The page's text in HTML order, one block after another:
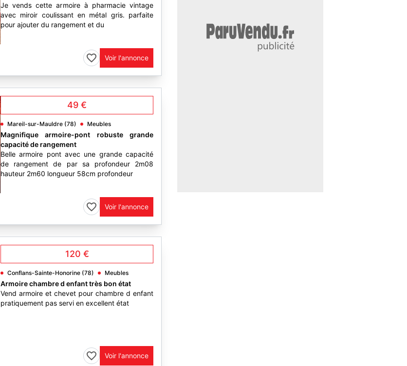
Je vends cette armoire à pharmacie vintage
avec miroir coulissant en métal gris. parfaite
pour ajouter du rangement et du
Voir l'annonce
49 €
Mareil-sur-Mauldre (78) Meubles
Magnifique armoire-pont robuste grande
capacité de rangement
Belle armoire pont avec une grande capacité
de rangement de par sa profondeur 2m08
hauteur 2m60 longueur 58cm profondeur
Voir l'annonce
120 €
Conflans-Sainte-Honorine (78) Meubles
Armoire chambre d enfant très bon état
Vend armoire et chevet pour chambre d enfant
pratiquement pas servi en excellent état
Voir l'annonce